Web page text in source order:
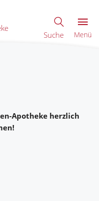
Suche Menü
Apotheke herzlich